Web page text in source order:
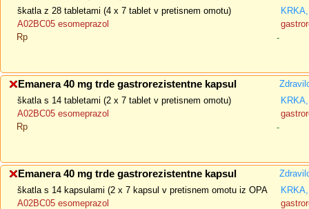
škatla z 28 tabletami (4 x 7 tablet v pretisnem omotu)
A02BC05 esomeprazol
Rp
-
Emanera 40 mg trde gastrorezistentne kapsul
škatla s 14 tabletami (2 x 7 tablet v pretisnem omotu)
A02BC05 esomeprazol
Rp
-
Emanera 40 mg trde gastrorezistentne kapsul
škatla s 14 kapsulami (2 x 7 kapsul v pretisnem omotu iz OPA
A02BC05 esomeprazol